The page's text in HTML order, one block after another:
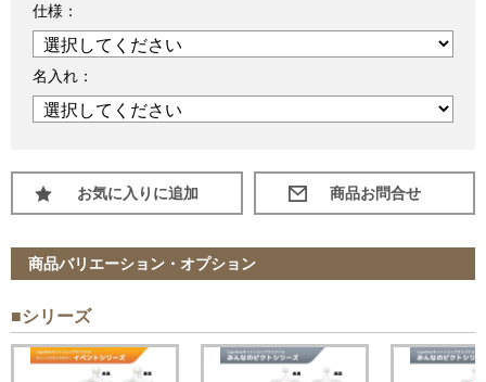
仕様：
名入れ：
お気に入りに追加
商品バリエーション・オプション
■シリーズ